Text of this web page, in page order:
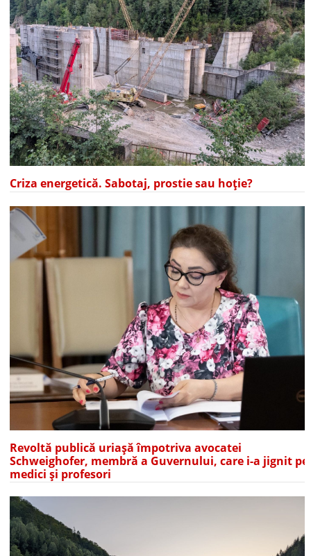
Criza energetică. Sabotaj, prostie sau hoție?
Revoltă publică uriașă împotriva avocatei
Schweighofer, membră a Guvernului, care i-a jignit pe
medici și profesori